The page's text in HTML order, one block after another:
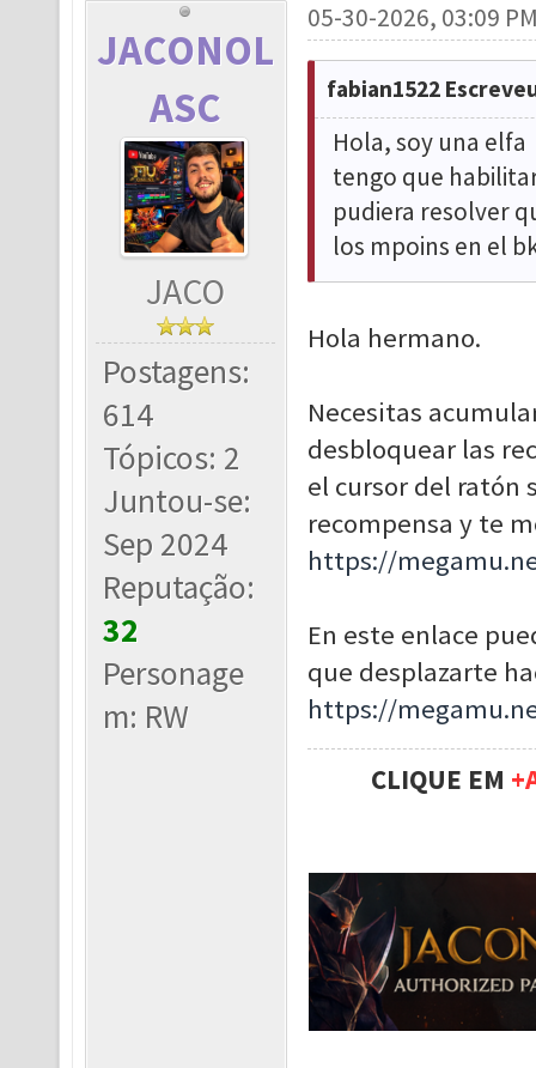
JACONOL
ASC
JACO
Postagens:
614
Tópicos: 2
Juntou-se:
Sep 2024
Reputação:
32
Personage
m: RW
05-30-2026, 03:09
fabian1522
Hola, soy una
tengo que
pudiera resolver
los mpoins en el
Hola hermano.
Necesitas
desbloquear las
el cursor del ratón
recompensa y te
https://
En este enlace
que desplazarte
https://
CLIQUE EM